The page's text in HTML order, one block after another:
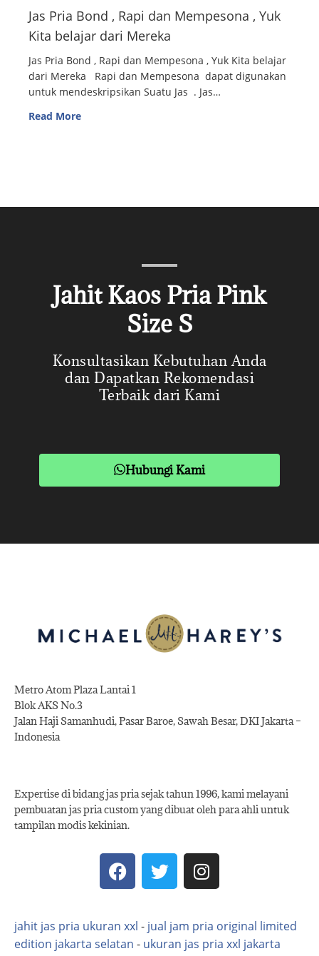
Jas Pria Bond , Rapi dan Mempesona , Yuk
Kita belajar dari Mereka
Jas Pria Bond , Rapi dan Mempesona , Yuk Kita belajar
dari Mereka Rapi dan Mempesona dapat digunakan
untuk mendeskripsikan Suatu Jas . Jas…
Read More
Jahit Kaos Pria Pink
Size S
Konsultasikan Kebutuhan Anda
dan Dapatkan Rekomendasi
Terbaik dari Kami
Hubungi Kami
Metro Atom Plaza Lantai 1
Blok AKS No.3
Jalan Haji Samanhudi, Pasar Baroe, Sawah Besar, DKI Jakarta –
Indonesia
Expertise di bidang jas pria sejak tahun 1996, kami melayani
pembuatan jas pria custom yang dibuat oleh para ahli untuk
tampilan modis kekinian.
jahit jas pria ukuran xxl - jual jam pria original limited
edition jakarta selatan - ukuran jas pria xxl jakarta